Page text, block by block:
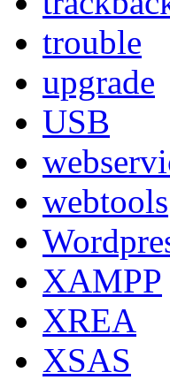
trouble
upgrade
USB
webtools
XAMPP
XREA
XSAS